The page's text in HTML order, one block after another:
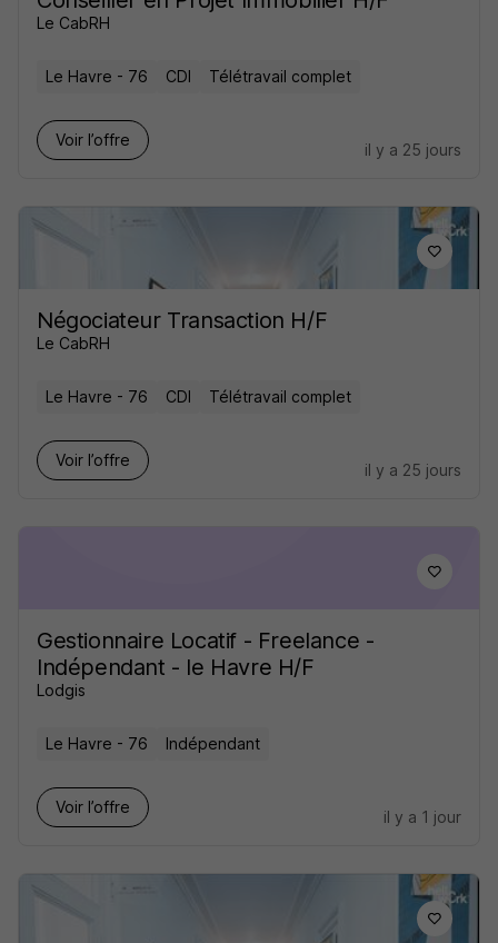
Le CabRH
Le Havre - 76 CDI Télétravail complet
Voir l’offre
il y a 25 jours
Négociateur Transaction H/F
Le CabRH
Le Havre - 76 CDI Télétravail complet
Voir l’offre
il y a 25 jours
Gestionnaire Locatif - Freelance -
Indépendant - le Havre H/F
Lodgis
Le Havre - 76 Indépendant
Voir l’offre
il y a 1 jour